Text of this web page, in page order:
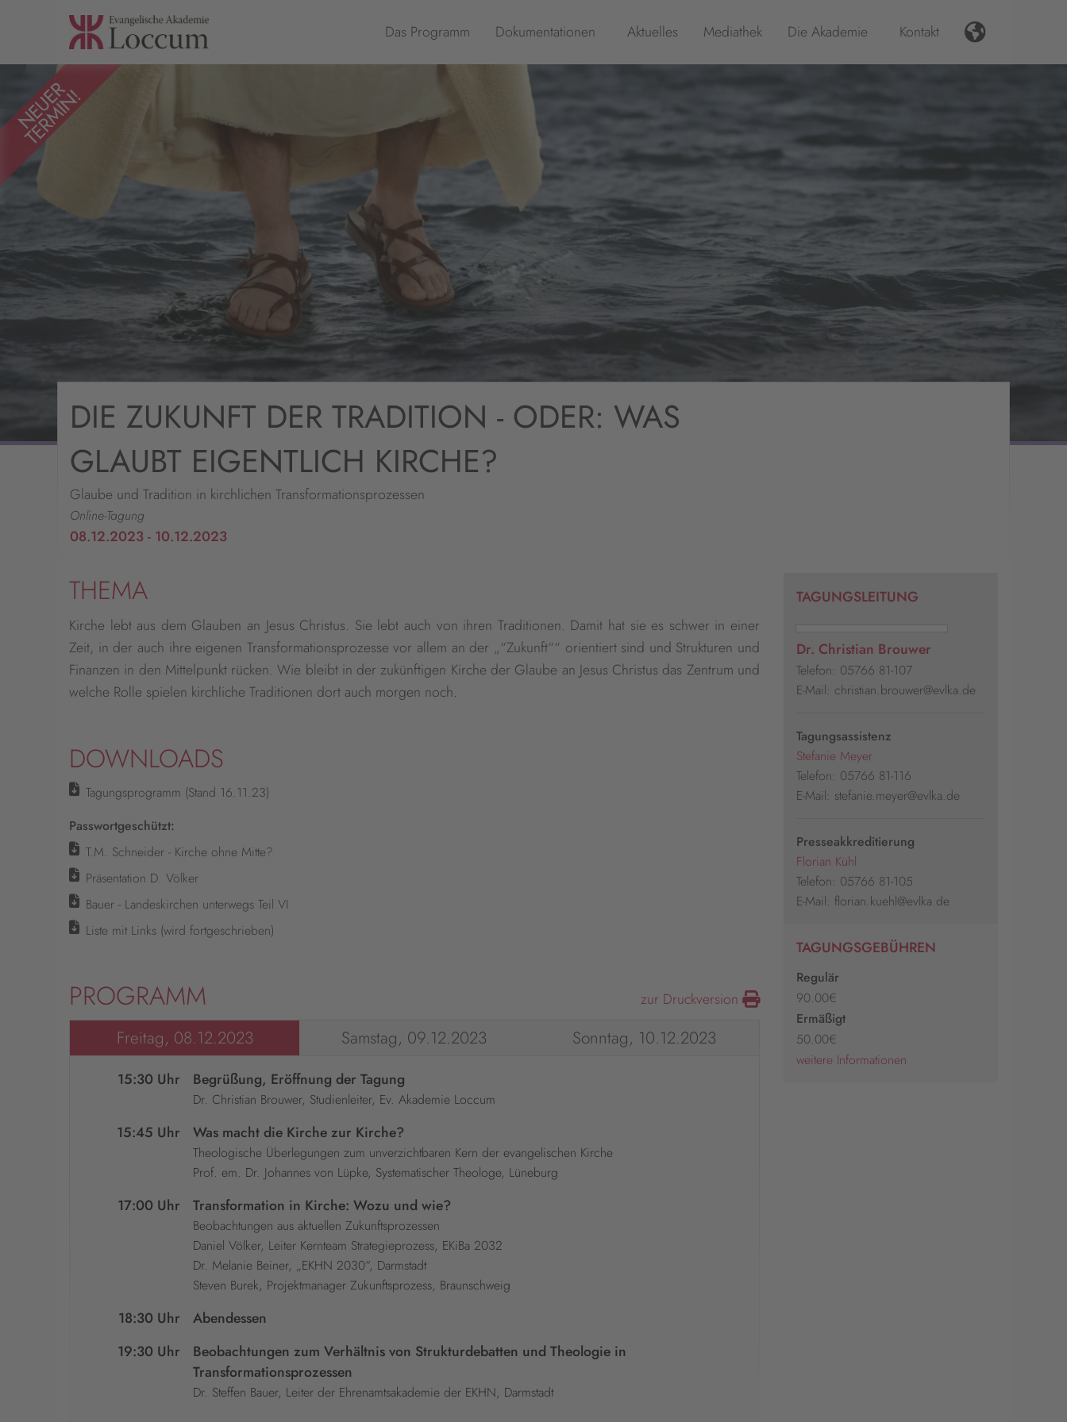
Das Programm Dokumentationen Aktuelles Mediathek Die Akademie Kontakt
DIE ZUKUNFT DER TRADITION - ODER: WAS
GLAUBT EIGENTLICH KIRCHE?
Glaube und Tradition in kirchlichen Transformationsprozessen
Online-Tagung
08.12.2023 - 10.12.2023
THEMA
Kirche lebt aus dem Glauben an Jesus Christus. Sie lebt auch von ihren Traditionen. Damit hat sie es schwer in einer
Zeit, in der auch ihre eigenen Transformationsprozesse vor allem an der „“Zukunft““ orientiert sind und Strukturen und
Finanzen in den Mittelpunkt rücken. Wie bleibt in der zukünftigen Kirche der Glaube an Jesus Christus das Zentrum und
welche Rolle spielen kirchliche Traditionen dort auch morgen noch.
DOWNLOADS
Tagungsprogramm (Stand 16.11.23)
Passwortgeschützt:
T.M. Schneider - Kirche ohne Mitte?
Präsentation D. Völker
Bauer - Landeskirchen unterwegs Teil VI
Liste mit Links (wird fortgeschrieben)
PROGRAMM zur Druckversion
Freitag, 08.12.2023 Samstag, 09.12.2023 Sonntag, 10.12.2023
15:30 Uhr Begrüßung, Eröffnung der Tagung
Dr. Christian Brouwer, Studienleiter, Ev. Akademie Loccum
15:45 Uhr Was macht die Kirche zur Kirche?
Theologische Überlegungen zum unverzichtbaren Kern der evangelischen Kirche
Prof. em. Dr. Johannes von Lüpke, Systematischer Theologe, Lüneburg
17:00 Uhr Transformation in Kirche: Wozu und wie?
Beobachtungen aus aktuellen Zukunftsprozessen
Daniel Völker, Leiter Kernteam Strategieprozess, EKiBa 2032
Dr. Melanie Beiner, „EKHN 2030“, Darmstadt
Steven Burek, Projektmanager Zukunftsprozess, Braunschweig
18:30 Uhr
Abendessen
19:30 Uhr
Beobachtungen zum Verhältnis von Strukturdebatten und Theologie in
Transformationsprozessen
Dr. Steffen Bauer, Leiter der Ehrenamtsakademie der EKHN, Darmstadt
TAGUNGSLEITUNG
Dr. Christian Brouwer
Telefon: 05766 81-107
E-Mail: christian.brouwer@evlka.de
Tagungsassistenz
Stefanie Meyer
Telefon: 05766 81-116
E-Mail: stefanie.meyer@evlka.de
Presseakkreditierung
Florian Kühl
Telefon: 05766 81-105
E-Mail: florian.kuehl@evlka.de
TAGUNGSGEBÜHREN
Regulär
90.00€
Ermäßigt
50.00€
weitere Informationen